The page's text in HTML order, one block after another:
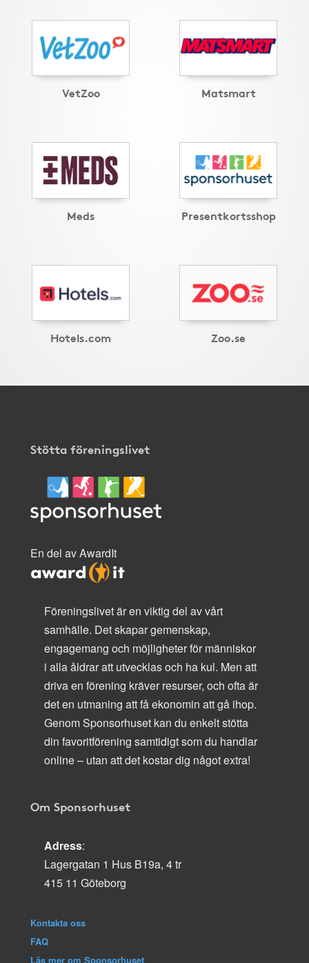
VetZoo Matsmart
Meds Presentkortsshop
Hotels.com Zoo.se
Stötta föreningslivet
En del av AwardIt
Föreningslivet är en viktig del av vårt
samhälle. Det skapar gemenskap,
engagemang och möjligheter för människor
i alla åldrar att utvecklas och ha kul. Men att
driva en förening kräver resurser, och ofta är
det en utmaning att få ekonomin att gå ihop.
Genom Sponsorhuset kan du enkelt stötta
din favoritförening samtidigt som du handlar
online – utan att det kostar dig något extra!
Om Sponsorhuset
Adress:
Lagergatan 1 Hus B19a, 4 tr
415 11 Göteborg
Kontakta oss
FAQ
Läs mer om Sponsorhuset